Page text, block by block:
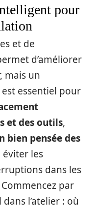
pour
et de
d’améliorer
mais un
essentiel pour
et des outils,
bien pensée des
éviter les
dans les
par
l’atelier : où